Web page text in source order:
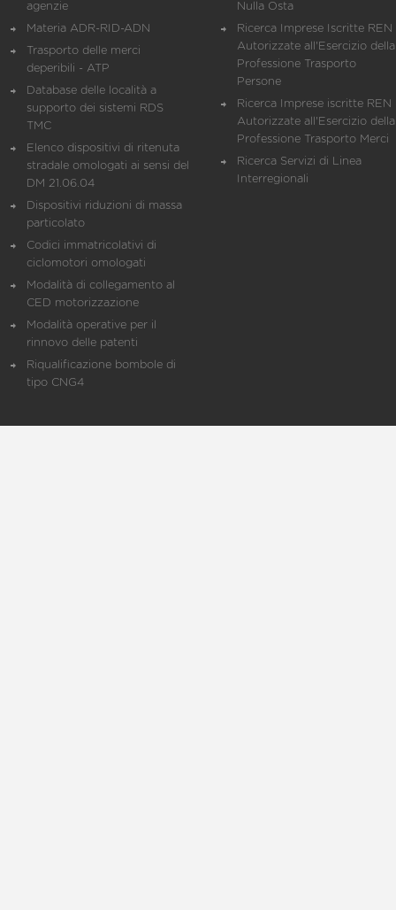
agenzie
Materia ADR-RID-ADN
Trasporto delle merci
deperibili - ATP
Database delle località a
supporto dei sistemi RDS
TMC
Elenco dispositivi di ritenuta
stradale omologati ai sensi del
DM 21.06.04
Dispositivi riduzioni di massa
particolato
Codici immatricolativi di
ciclomotori omologati
Modalità di collegamento al
CED motorizzazione
Modalità operative per il
rinnovo delle patenti
Riqualificazione bombole di
tipo CNG4
Nulla Osta
Ricerca Imprese Iscritte REN
Autorizzate all'Esercizio della
Professione Trasporto
Persone
Ricerca Imprese iscritte REN
Autorizzate all'Esercizio della
Professione Trasporto Merci
Ricerca Servizi di Linea
Interregionali